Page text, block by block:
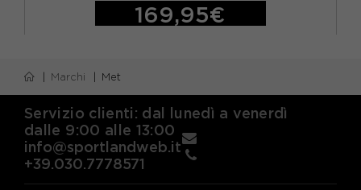
169,95€
Marchi Met
Servizio clienti: dal lunedì a venerdì
dalle 9:00 alle 13:00
info@sportlandweb.it
+39.030.7778571